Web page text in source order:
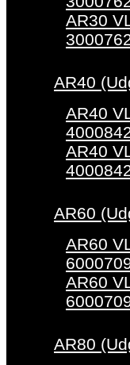
AR30
AR40
AR40
AR40
AR60
AR60
AR60
AR80